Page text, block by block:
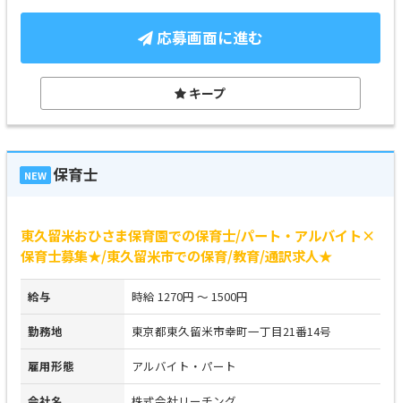
応募画面に進む
キープ
NEW 保育士
東久留米おひさま保育園での保育士/パート・アルバイト×
保育士募集★/東久留米市での保育/教育/通訳求人★
給与 時給 1270円 ～ 1500円
勤務地 東京都東久留米市幸町一丁目21番14号
雇用形態 アルバイト・パート